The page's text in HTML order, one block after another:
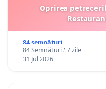
Oprirea
84 semnături
84 Semnături / 7 zile
31 Jul 2026